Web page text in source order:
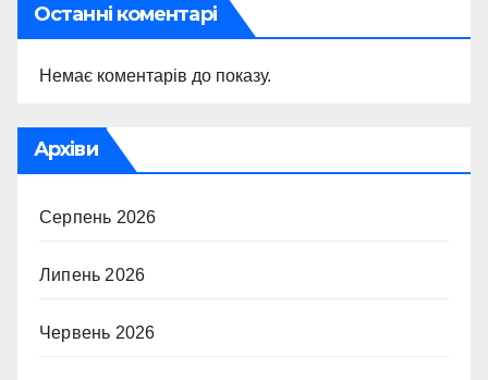
Останні коментарі
Немає коментарів до показу.
Архіви
Серпень 2026
Липень 2026
Червень 2026